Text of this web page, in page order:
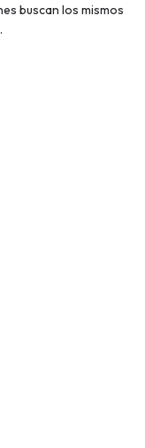
buscan los mismos